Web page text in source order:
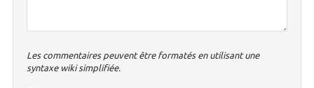
Les commentaires peuvent être formatés en utilisant une
syntaxe wiki simplifiée.